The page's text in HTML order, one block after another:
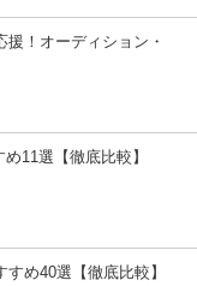
！オーディション・
11選【徹底比較】
め40選【徹底比較】